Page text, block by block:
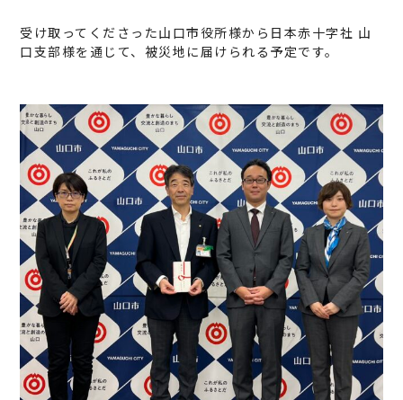
受け取ってくださった山口市役所様から日本赤十字社 山
口支部様を通じて、被災地に届けられる予定です。